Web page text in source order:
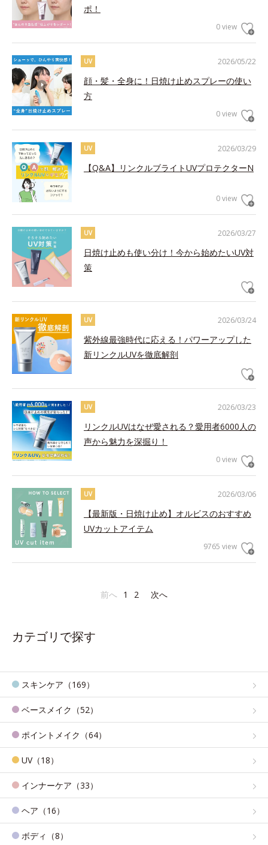
ポ！
0 view
2026/05/22
UV
顔・髪・全身に！日焼け止めスプレーの使い
方
0 view
2026/03/29
UV
【Q&A】リンクルブライトUVプロテクターN
0 view
2026/03/27
UV
日焼け止めも使い分け！今から始めたいUV対
策
2026/03/24
UV
紫外線最強時代に応える！パワーアップした
新リンクルUVを徹底解剖
2026/03/23
UV
リンクルUVはなぜ愛される？愛用者6000人の
声から魅力を深掘り！
0 view
2026/03/06
UV
【最新版・日焼け止め】オルビスのおすすめ
UVカットアイテム
9765 view
前へ 1 2 次へ
カテゴリで探す
スキンケア（169）
ベースメイク（52）
ポイントメイク（64）
UV（18）
インナーケア（33）
ヘア（16）
ボディ（8）